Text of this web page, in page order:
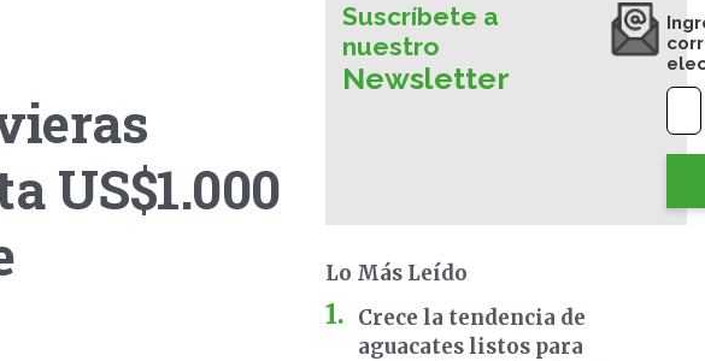
US$1.000
Suscríbete a
nuestro
Newsletter
Lo Más Leído
Crece la tendencia de
aguacates listos para